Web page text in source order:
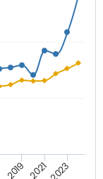
2019 2021 2023